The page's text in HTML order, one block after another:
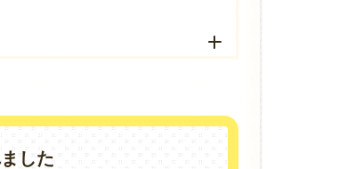
した